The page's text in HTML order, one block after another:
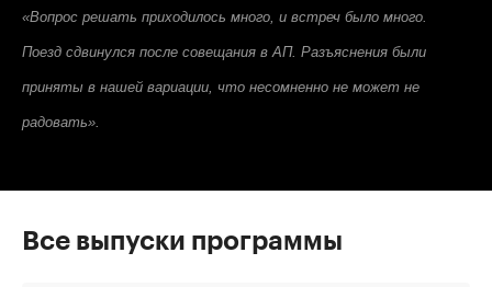
«Вопрос решать приходилось много, и встреч было много.
Поезд сдвинулся после совещания в АП. Разъяснения были
приняты в нашей вариации, что несомненно не может не
радовать».
Все выпуски программы